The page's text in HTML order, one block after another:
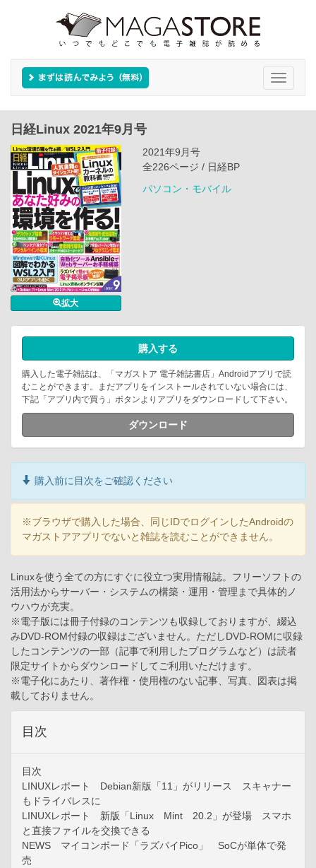
Toggle
日経Linux 2021年9月号
拡大
2021年9月号
全226ページ / 日経BP
パソコン・モバイル
購入する
購入した電子雑誌は、「マガストア 電子雑誌書店」Androidアプリで読
むことができます。まだアプリをインストールされていない場合には、
下記「アプリ内で買う」ボタンよりアプリをダウンロードして下さい。
ダウンロード
購入前に目次をご確認ください
※ブラウザで購入した場合、同じIDでログインしたAndroidの
マガストアアプリでないと雑誌を読むことができません。
Linuxを使う全ての方にすぐに役立つ実用情報誌。フリーソフトの
活用法からサーバー・システムの構築・運用・管理まで具体的ノ
ウハウが充実。
※電子版には冊子付録のコンテンツも収録しておりますが、綴込
みDVD-ROM付録の収録はございません。ただしDVD-ROMに収録
したコンテンツの一部（記事で利用したプログラムなど）は読者
限定サイトからダウンロードしてご利用いただけます。
※電子化にあたり、著作権・使用権のない記事、写真、図表は掲
載しておりません。
目次
目次
LINUXレポート Debian新版「11」がリリース スキャナー
もドライバレスに
LINUXレポート 新版「Linux Mint 20.2」が登場 スマホ
と直接ファイルを交換できる
NEWS マイコンボード「ラズパイPico」 SoCが単体で発
売